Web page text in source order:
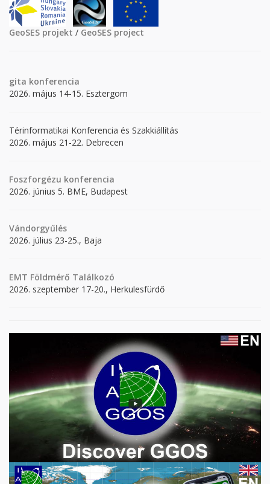
GeoSES projekt / GeoSES project
gita konferencia
2026. május 14-15. Esztergom
Térinformatikai Konferencia és Szakkiállítás
2026. május 21-22. Debrecen
Foszforgézu konferencia
2026. június 5. BME, Budapest
Vándorgyűlés
2026. július 23-25., Baja
EMT Földmérő Találkozó
2026. szeptember 17-20., Herkulesfürdő